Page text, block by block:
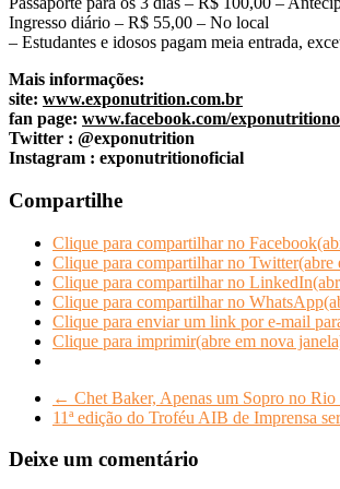
Ingresso diário – R$ 55,00 – No local
– Estudantes e idosos pagam meia entrada,
Mais informações:
site: www.exponutrition.com.br
fan page: www.facebook.com/
Twitter : @exponutrition
Instagram : exponutritionoficial
Compartilhe
Clique para compartilhar no
Clique para compartilhar no Twitter(abre
Clique para compartilhar no
Clique para compartilhar no
Clique para enviar um link por e-mail
Clique para imprimir(abre em nova
← Chet Baker, Apenas um Sopro no Rio
11ª edição do Troféu AIB de Imprensa
Deixe um comentário